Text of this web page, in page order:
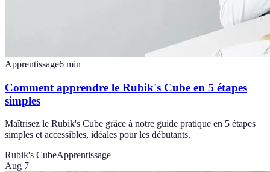
Apprentissage6 min
Comment apprendre le Rubik's Cube en 5 étapes
simples
Maîtrisez le Rubik's Cube grâce à notre guide pratique en 5 étapes
simples et accessibles, idéales pour les débutants.
Rubik's CubeApprentissage
Aug 7